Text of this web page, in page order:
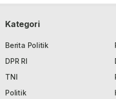
Kategori
Berita Politik
DPR RI
TNI
Politik